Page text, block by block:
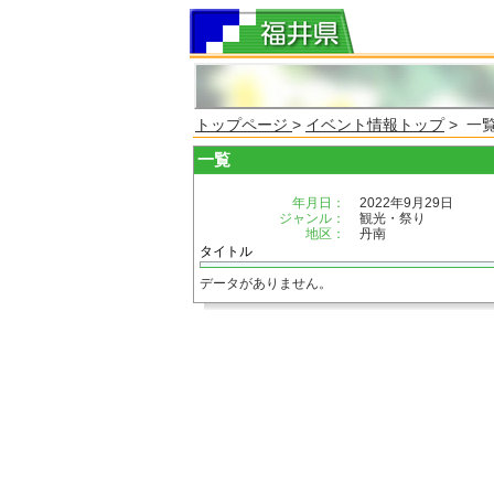
トップページ > イベント情報トップ> 一
一覧
年月日：
2022年9月29日
ジャンル：
観光・祭り
地区：
丹南
タイトル
データがありません。